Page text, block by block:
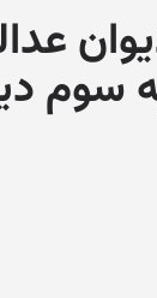
عمومی
سوم